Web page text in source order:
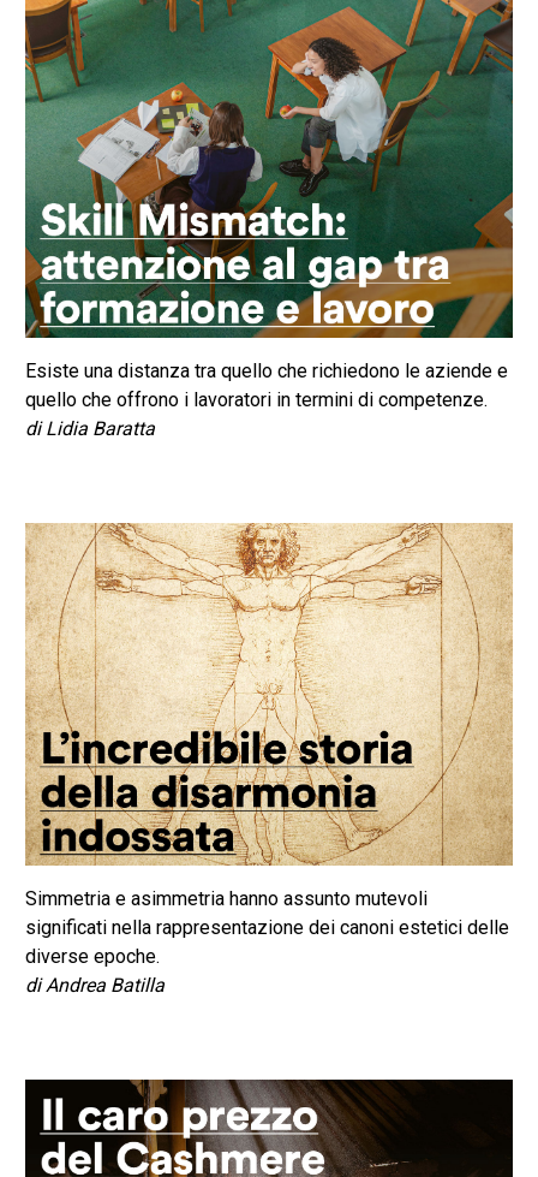
Esiste una distanza tra quello che richiedono le aziende e
quello che offrono i lavoratori in termini di competenze.
di Lidia Baratta
Simmetria e asimmetria hanno assunto mutevoli
significati nella rappresentazione dei canoni estetici delle
diverse epoche.
di Andrea Batilla